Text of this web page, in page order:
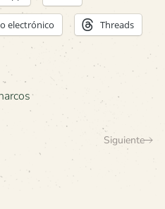
electrónico Threads
Siguiente